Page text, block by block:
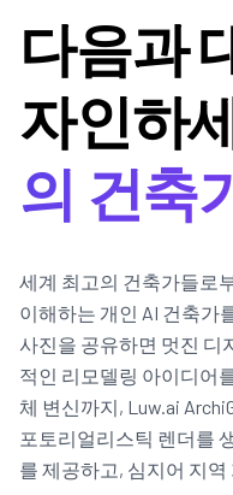
다음과
자인하
의 건축
세계 최고의 건축가들로
이해하는 개인 AI 건축가
사진을 공유하면 멋진 디
적인 리모델링 아이디어
체 변신까지, Luw.ai
포토리얼리스틱 렌더를
를 제공하고, 심지어 지